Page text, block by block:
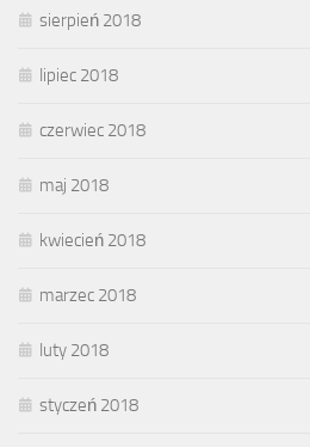
sierpień 2018
lipiec 2018
czerwiec 2018
maj 2018
kwiecień 2018
marzec 2018
luty 2018
styczeń 2018